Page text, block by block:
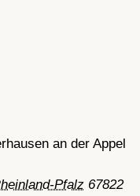
an der Appel
Pfalz 67822